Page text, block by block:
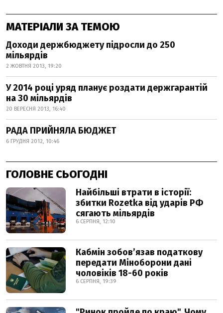
МАТЕРІАЛИ ЗА ТЕМОЮ
Доходи держбюджету підросли до 250
мільярдів
2 ЖОВТНЯ 2013, 19:20
У 2014 році уряд планує роздати держгарантій
на 30 мільярдів
20 ВЕРЕСНЯ 2013, 16:40
РАДА ПРИЙНЯЛА БЮДЖЕТ
6 ГРУДНЯ 2012, 10:46
ГОЛОВНЕ СЬОГОДНІ
Найбільші втрати в історії:
збитки Rozetka від ударів РФ
сягають мільярдів
6 СЕРПНЯ, 12:10
Кабмін зобовʼязав податкову
передати Міноборони дані
чоловіків 18-60 років
6 СЕРПНЯ, 19:39